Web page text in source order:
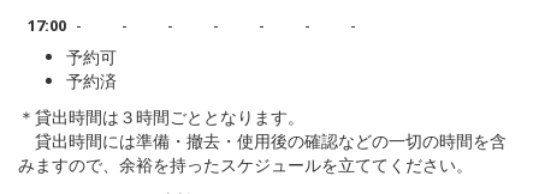
17:00 - - - - - -
-
予約可
予約済
＊貸出時間は３時間ごととなります。
貸出時間には準備・撤去・使用後の確認などの一切の時間を含
みますので、余裕を持ったスケジュールを立ててください。